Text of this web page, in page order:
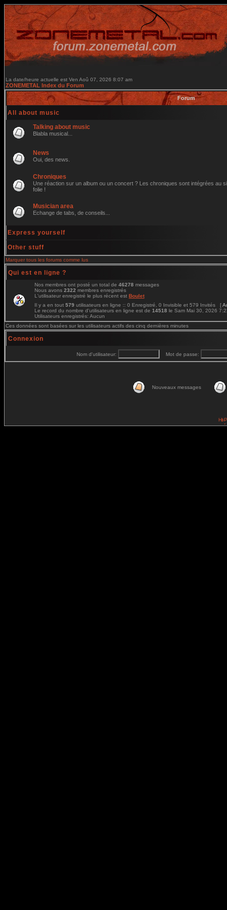
La date/heure actuelle est Ven Aoû 07, 2026 8:07 am
ZONEMETAL Index du Forum
Forum
All about music
Talking about music
Blabla musical...
News
Oui, des news.
Chroniques
Une réaction sur un album ou un concert ? Les chroniques sont intégrées au
folie !
Musician area
Echange de tabs, de conseils...
Express yourself
Other stuff
Marquer tous les forums comme lus
Qui est en ligne ?
Nos membres ont posté un total de 46278 messages
Nous avons 2322 membres enregistrés
L'utilisateur enregistré le plus récent est Boulet
Il y a en tout 579 utilisateurs en ligne :: 0 Enregistré, 0 Invisible et 579 Invités [
Le record du nombre d'utilisateurs en ligne est de 14518 le Sam Mai 30, 2026
Utilisateurs enregistrés: Aucun
Ces données sont basées sur les utilisateurs actifs des cinq dernières minutes
Connexion
Nom d'utilisateur: Mot de passe:
Nouveaux messages